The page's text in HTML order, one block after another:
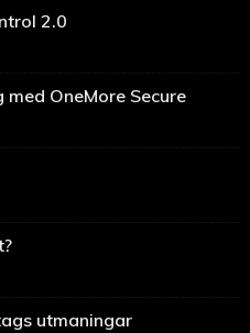
2.0
OneMore Secure
utmaningar